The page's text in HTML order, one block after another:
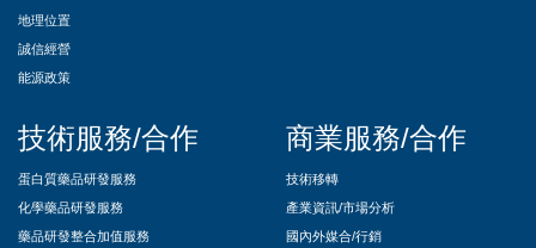
地理位置
誠信經營
能源政策
技術服務/合作
蛋白質藥品研發服務
化學藥品研發服務
藥品研發整合加值服務
商業服務/合作
技術移轉
產業資訊/市場分析
國內外媒合/行銷